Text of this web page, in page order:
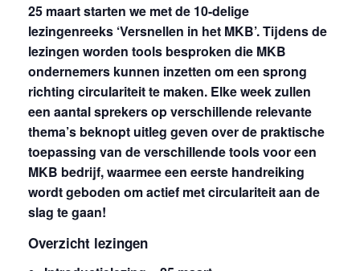
25 maart starten we met de 10-delige
lezingenreeks ‘Versnellen in het MKB’. Tijdens de
lezingen worden tools besproken die MKB
ondernemers kunnen inzetten om een sprong
richting circulariteit te maken. Elke week zullen
een aantal sprekers op verschillende relevante
thema’s beknopt uitleg geven over de praktische
toepassing van de verschillende tools voor een
MKB bedrijf, waarmee een eerste handreiking
wordt geboden om actief met circulariteit aan de
slag te gaan!
Overzicht lezingen